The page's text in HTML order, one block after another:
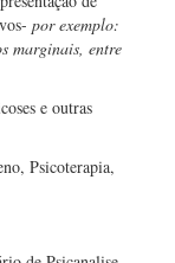
por exemplo:
marginais, entre
e outras
Psicoterapia,